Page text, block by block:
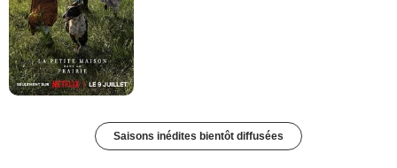
Saisons inédites bientôt diffusées